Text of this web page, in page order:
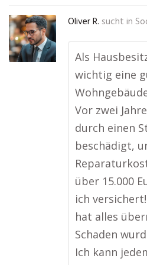
Oliver R. sucht in
Als
wichtig eine
Vor zwei
durch einen
beschädigt,
über 15.000
ich
hat alles
Schaden
Ich kann